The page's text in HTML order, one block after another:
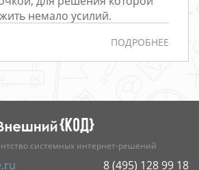
немало усилий.
ПОДРОБНЕЕ
системных интернет-решений
8 (495) 128 99 18